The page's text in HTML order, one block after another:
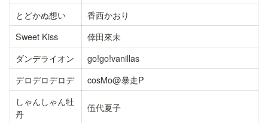
とどかぬ想い
香西かおり
Sweet Kiss
倖田來未
ダンデライオン
go!go!vanillas
デロデロデロデ
cosMo@暴走P
しゃんしゃん牡
丹
伍代夏子